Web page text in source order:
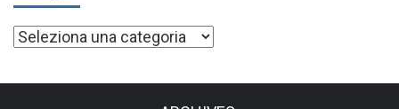
Categorie